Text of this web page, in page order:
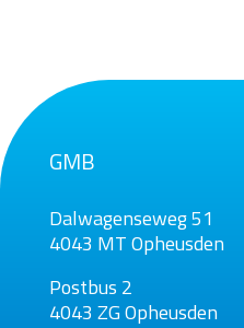
GMB
Dalwagenseweg 51
4043 MT Opheusden
Postbus 2
4043 ZG Opheusden